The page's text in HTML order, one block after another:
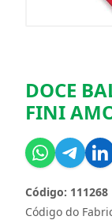
DOCE
FINI
Código do
Código: 111268